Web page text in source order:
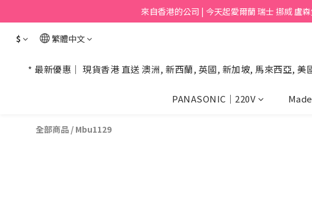
來自香港的公司 | 今天起愛爾蘭 瑞士 挪烕 盧
$ 繁體中文
* 最新優惠｜ 現貨香港 直送 澳洲, 新西蘭, 英國, 新加坡, 馬來西亞, 美
PANASONIC｜220V
全部商品 / Mbu1129